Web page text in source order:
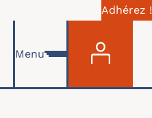
Adhérez !
Menu